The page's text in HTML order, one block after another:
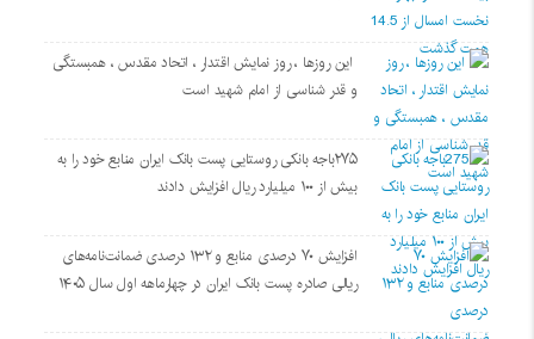
این روزها ، روز نمایش اقتدار ، اتحاد مقدس ، همبستگی
و قدر شناسی از امام شهید است
۲۷۵باجه بانکی روستایی پست بانک ایران منابع خود را به
بیش از ۱۰۰ میلیارد ریال افزایش دادند
افزایش ۷۰ درصدی منابع و ۱۳۲ درصدی ضمانت‌نامه‌های
ریالی صادره پست بانک ایران در چهارماهه اول سال ۱۴۰۵